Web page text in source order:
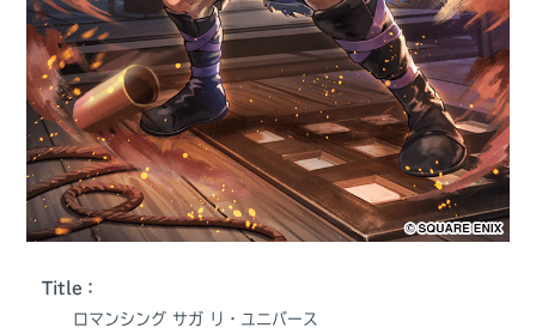
Title：
ロマンシング サガ リ・ユニバース